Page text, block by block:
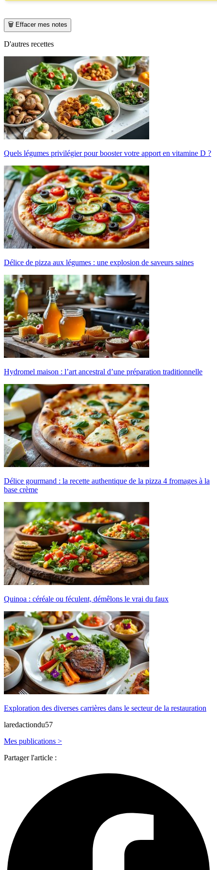
🗑️ Effacer mes notes
D'autres recettes
Quels légumes privilégier pour booster votre apport en vitamine D ?
Délice de pizza aux légumes : une explosion de saveurs saines
Hydromel maison : l’art ancestral d’une préparation traditionnelle
Délice gourmand : la recette authentique de la pizza 4 fromages à la
base crème
Quinoa : céréale ou féculent, démêlons le vrai du faux
Exploration des diverses carrières dans le secteur de la restauration
laredactiondu57
Mes publications >
Partager l'article :